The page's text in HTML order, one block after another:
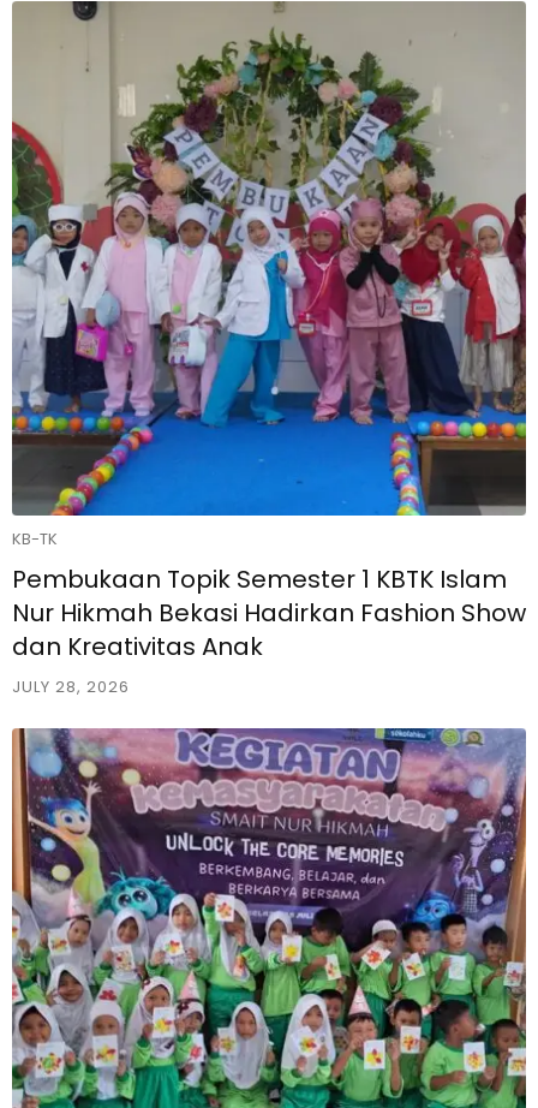
KB-TK
Pembukaan Topik Semester 1 KBTK Islam
Nur Hikmah Bekasi Hadirkan Fashion Show
dan Kreativitas Anak
JULY 28, 2026